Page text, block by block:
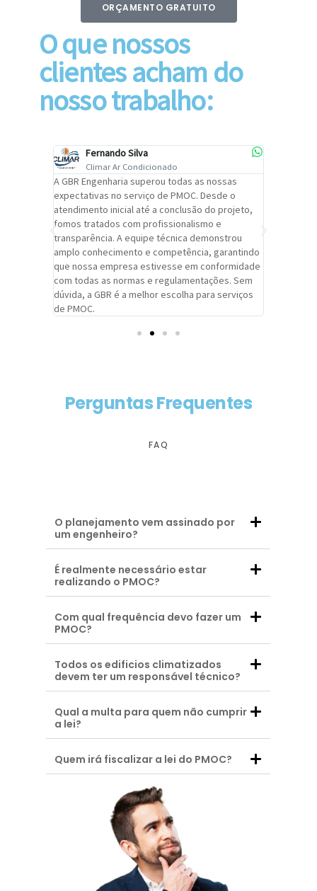
ORÇAMENTO GRATUITO
O que nossos
clientes acham do
nosso trabalho:
Fernando Silva
Climar Ar Condicionado
A GBR Engenharia superou todas as nossas
expectativas no serviço de PMOC. Desde o
atendimento inicial até a conclusão do projeto,
fomos tratados com profissionalismo e
transparência. A equipe técnica demonstrou
amplo conhecimento e competência, garantindo
que nossa empresa estivesse em conformidade
com todas as normas e regulamentações. Sem
dúvida, a GBR é a melhor escolha para serviços
de PMOC.
Perguntas Frequentes
FAQ
O planejamento vem assinado por
um engenheiro?
É realmente necessário estar
realizando o PMOC?
Com qual frequência devo fazer um
PMOC?
Todos os edificios climatizados
devem ter um responsável técnico?
Qual a multa para quem não cumprir
a lei?
Quem irá fiscalizar a lei do PMOC?